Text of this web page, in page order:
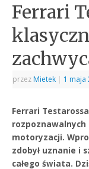
Ferrari
przez Mietek | 1 maja
Ferrari
motoryzacji.
zdobył uznanie i
całego świata.